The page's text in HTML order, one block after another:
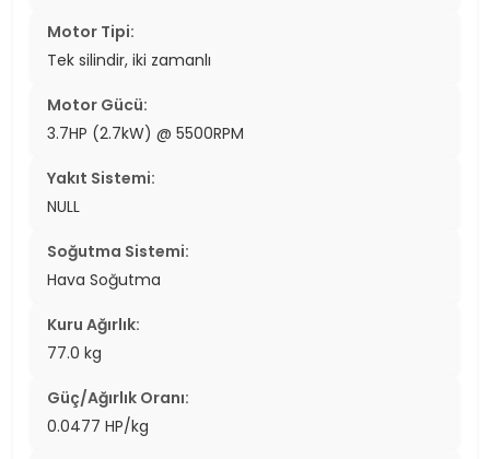
Motor Tipi:
Tek silindir, iki zamanlı
Motor Gücü:
3.7HP (2.7kW) @ 5500RPM
Yakıt Sistemi:
NULL
Soğutma Sistemi:
Hava Soğutma
Kuru Ağırlık:
77.0 kg
Güç/Ağırlık Oranı:
0.0477 HP/kg